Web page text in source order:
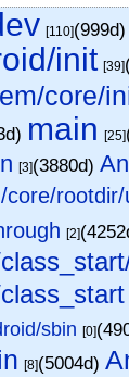
[110]
init [39]
core/
main [25]
[3](3880d)
core/
[2]
sbin [0]
[8](5004d)